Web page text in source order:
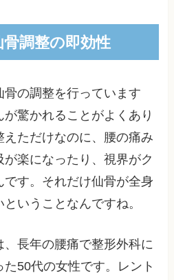
調整の即効性
の調整を行っています
驚かれることがよくあり
えただけなのに、腰の痛み
楽になったり、視界がク
です。それだけ仙骨が全身
いうことなんですね。
長年の腰痛で整形外科に
50代の女性です。レント